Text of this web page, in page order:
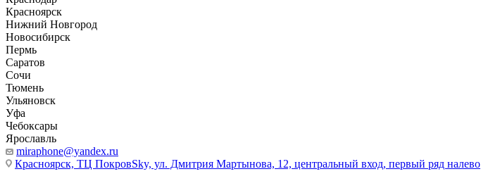
Красноярск
Нижний Новгород
Новосибирск
Пермь
Саратов
Сочи
Тюмень
Ульяновск
Уфа
Чебоксары
Ярославль
miraphone@yandex.ru
Красноярск, ТЦ ПокровSky, ул. Дмитрия Мартынова, 12, центральный вход, первый ряд налево